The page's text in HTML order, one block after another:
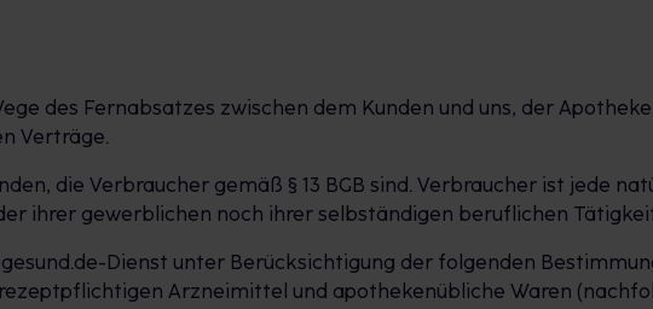
des Fernabsatzes zwischen dem Kunden und uns, der
Verträge.
die Verbraucher gemäß § 13 BGB sind. Verbraucher ist jede
ihrer gewerblichen noch ihrer selbständigen beruflichen
gesund.de-Dienst unter Berücksichtigung der folgenden
Arzneimittel und apothekenübliche Waren